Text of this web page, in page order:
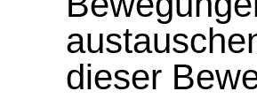
dieser